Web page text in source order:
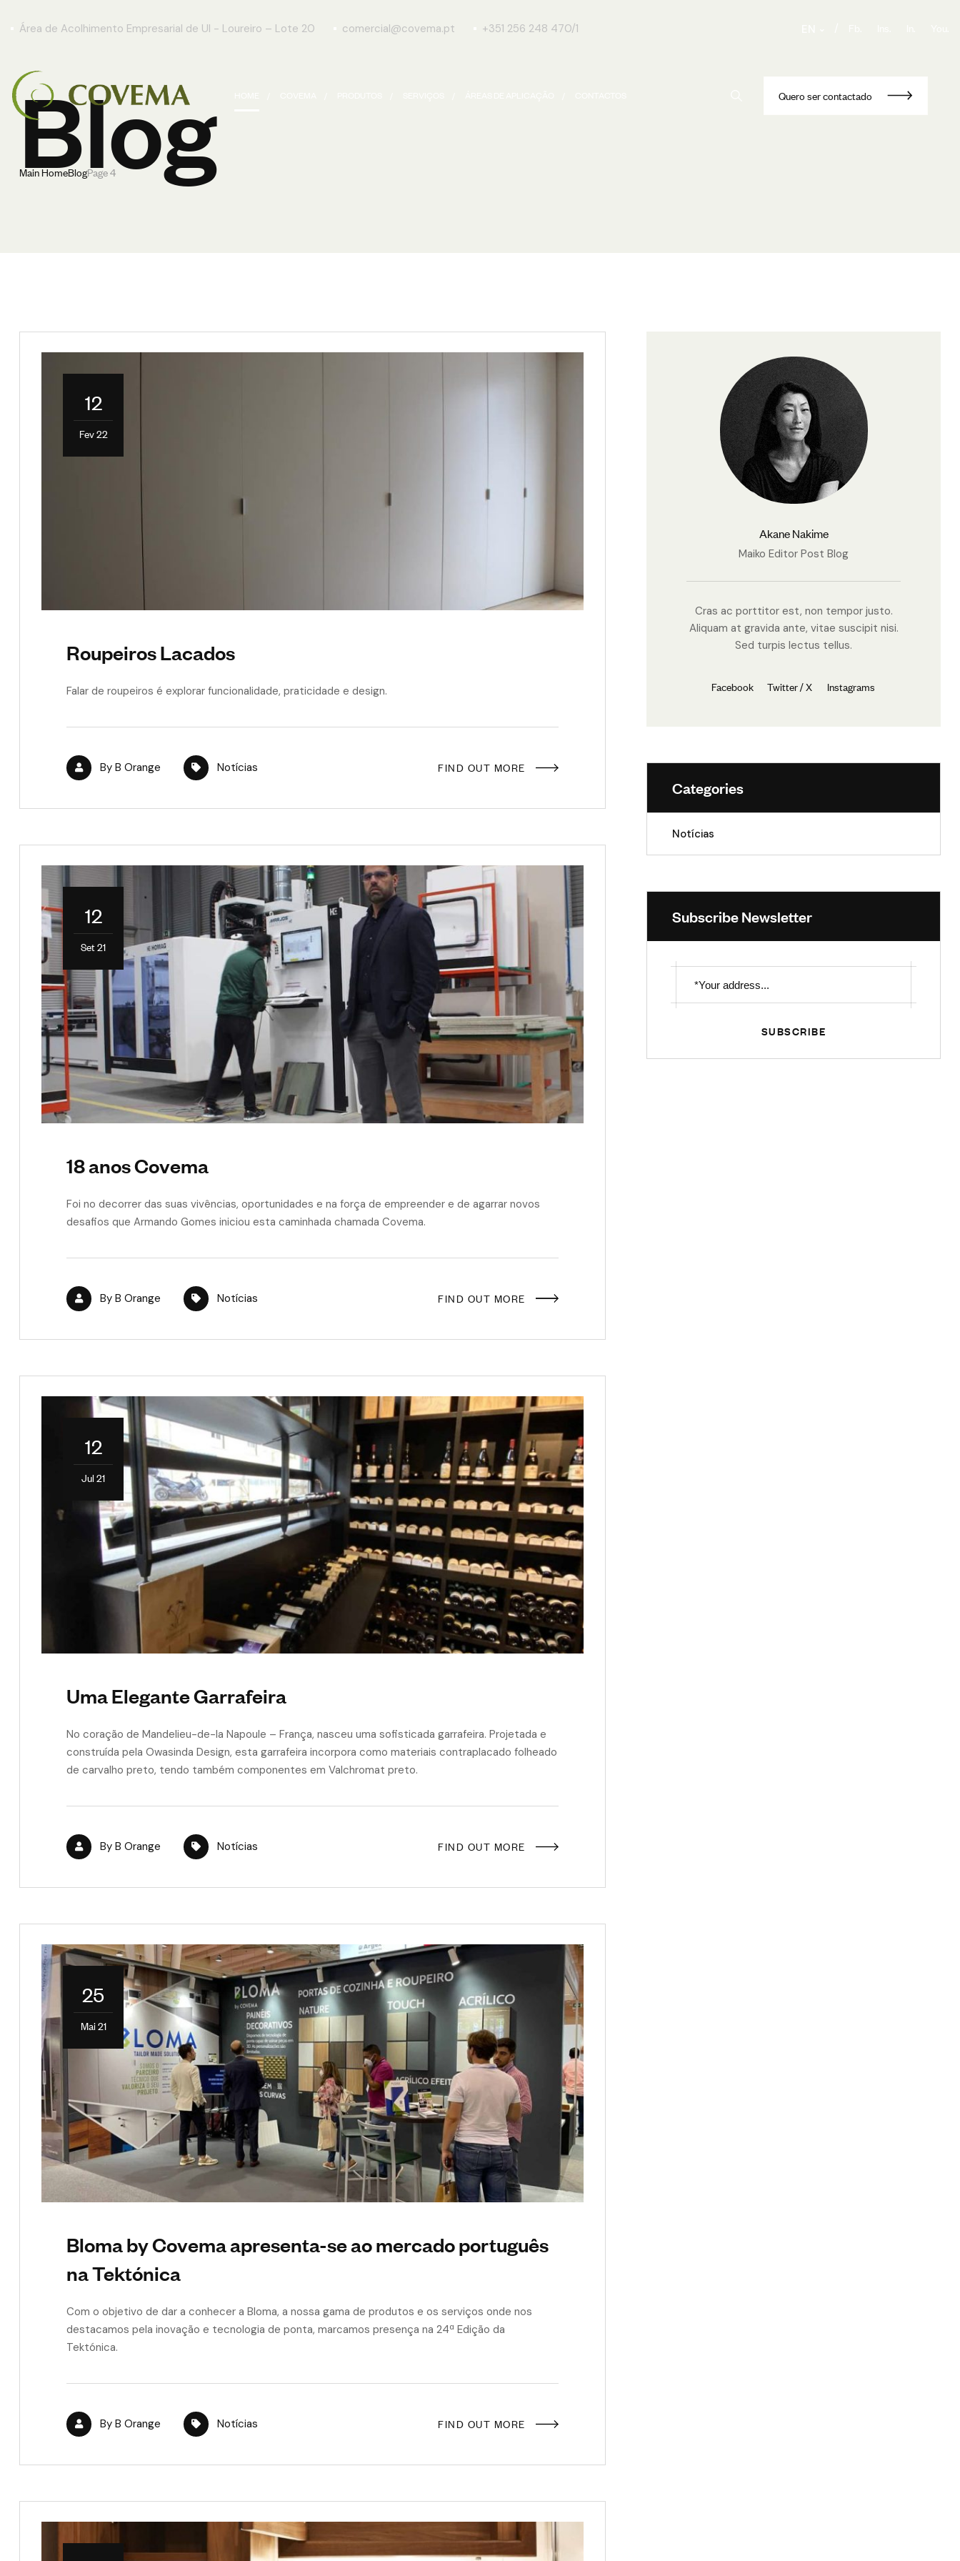
Área de Acolhimento Empresarial de Ul - Loureiro – Lote 20 comercial@covema.pt +351 256 248 470/1
Querosercontactado
Blog
Main HomeBlogPage 4
12
Fev 22
Roupeiros Lacados
Falar de roupeiros é explorar funcionalidade, praticidade e design.
By B Orange Notícias FIND OUT MORE
12
Set 21
18 anos Covema
Foi no decorrer das suas vivências, oportunidades e na força de empreender e de agarrar novos
desafios que Armando Gomes iniciou esta caminhada chamada Covema.
By B Orange Notícias FIND OUT MORE
12
Jul 21
Uma Elegante Garrafeira
No coração de Mandelieu-de-la Napoule – França, nasceu uma sofisticada garrafeira. Projetada e
construída pela Owasinda Design, esta garrafeira incorpora como materiais contraplacado folheado
de carvalho preto, tendo também componentes em Valchromat preto.
By B Orange Notícias FIND OUT MORE
25
Mai 21
Bloma by Covema apresenta-se ao mercado português
na Tektónica
Com o objetivo de dar a conhecer a Bloma, a nossa gama de produtos e os serviços onde nos
destacamos pela inovação e tecnologia de ponta, marcamos presença na 24ª Edição da
Tektónica.
By B Orange Notícias FIND OUT MORE
Akane Nakime
Maiko Editor Post Blog
Cras ac porttitor est, non tempor justo.
Aliquam at gravida ante, vitae suscipit nisi.
Sed turpis lectus tellus.
Facebook Twitter / X Instagrams
Categories
Notícias
Subscribe Newsletter
SUBSCRIBE